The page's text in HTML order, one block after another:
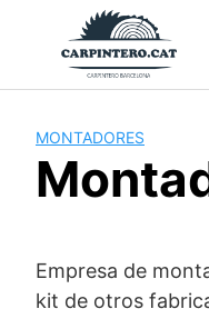
contenido
MONTADORES
Empresa de
kit de otros